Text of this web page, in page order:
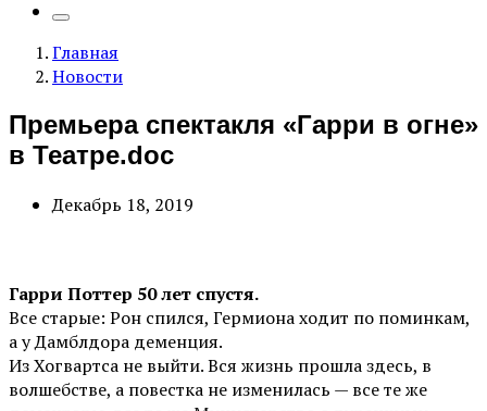
Главная
Новости
Премьера спектакля «Гарри в огне»
в Театре.doc
Декабрь 18, 2019
Гарри Поттер 50 лет спустя.
Все старые: Рон спился, Гермиона ходит по поминкам,
а у Дамблдора деменция.
Из Хогвартса не выйти. Вся жизнь прошла здесь, в
волшебстве, а повестка не изменилась — все те же